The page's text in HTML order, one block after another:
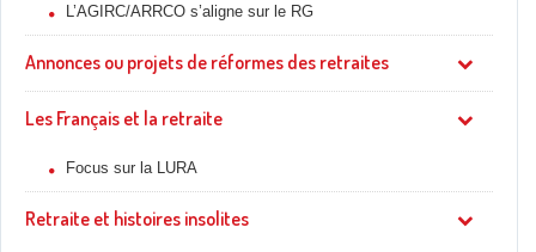
L’AGIRC/ARRCO s’aligne sur le RG
Annonces ou projets de réformes des retraites
Les Français et la retraite
Focus sur la LURA
Retraite et histoires insolites